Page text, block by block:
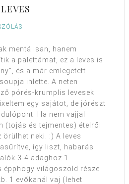
mentálisan, hanem
a palettámat, ez a leves is
és a már emlegetett
ihlette. A neten
pórés-krumplis levesek
egy sajátot, de jórészt
Ha nem vajjal
(tojás és tejmentes) ételről
neki. :) A leves
így liszt, habarás
3-4 adaghoz 1
épphogy világoszöld része
1 evőkanál vaj (lehet